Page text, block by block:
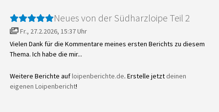
Neues von der Südharzloipe Teil 2
Fr., 27.2.2026, 15:37 Uhr
Vielen Dank für die Kommentare meines ersten Berichts zu diesem
Thema. Ich habe die mir...
Weitere Berichte aufloipenberichte.de. Erstelle jetzt deinen
eigenen Loipenbericht!